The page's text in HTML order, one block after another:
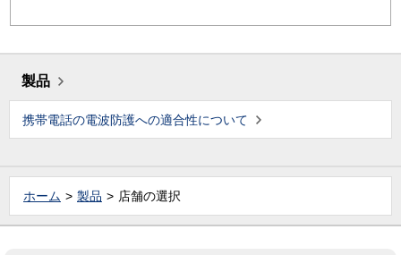
製品
携帯電話の電波防護への適合性について
ホーム 製品 店舗の選択